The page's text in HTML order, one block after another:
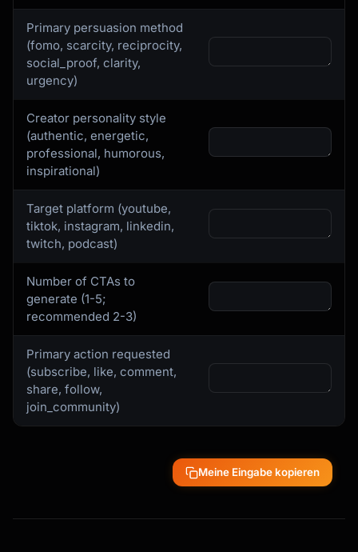
Primary persuasion method
(fomo, scarcity, reciprocity,
social_proof, clarity,
urgency)
Creator personality style
(authentic, energetic,
professional, humorous,
inspirational)
Target platform (youtube,
tiktok, instagram, linkedin,
twitch, podcast)
Number of CTAs to
generate (1-5;
recommended 2-3)
Primary action requested
(subscribe, like, comment,
share, follow,
join_community)
Meine Eingabe kopieren